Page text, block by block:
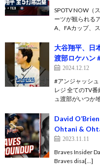
SPOTV NOW（
ーツが観られる
A、FAカップ、
大谷翔平、日
渡部ロケハン
2024.12.12
#アンジャッシ
レジ 全てのTV
ュ渡部がいつか
David
Ohtani &
2023.11.11
Braves Insider
Braves disa[…]